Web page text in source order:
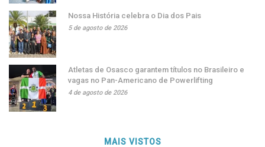
Nossa História celebra o Dia dos Pais
5 de agosto de 2026
Atletas de Osasco garantem títulos no Brasileiro e
vagas no Pan-Americano de Powerlifting
4 de agosto de 2026
MAIS VISTOS